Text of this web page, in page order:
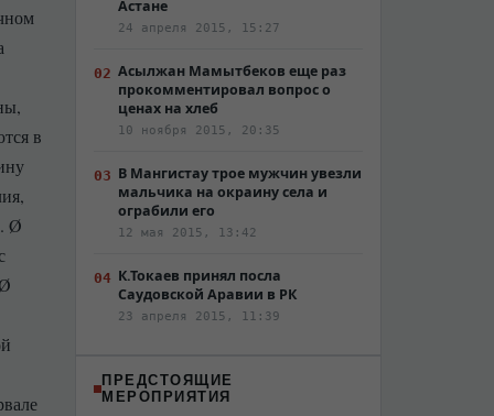
в
Ø
Астане
24 апреля 2015, 15:27
Асылжан Мамытбеков еще раз
прокомментировал вопрос о
ценах на хлеб
10 ноября 2015, 20:35
В Мангистау трое мужчин увезли
мальчика на окраину села и
ограбили его
12 мая 2015, 13:42
К.Токаев принял посла
Саудовской Аравии в РК
23 апреля 2015, 11:39
ПРЕДСТОЯЩИЕ
МЕРОПРИЯТИЯ